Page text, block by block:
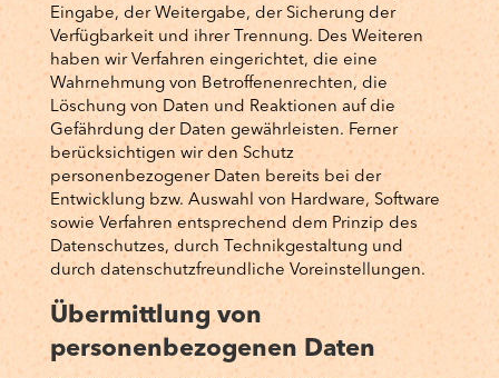
Eingabe, der Weitergabe, der Sicherung der
Verfügbarkeit und ihrer Trennung. Des Weiteren
haben wir Verfahren eingerichtet, die eine
Wahrnehmung von Betroffenenrechten, die
Löschung von Daten und Reaktionen auf die
Gefährdung der Daten gewährleisten. Ferner
berücksichtigen wir den Schutz
personenbezogener Daten bereits bei der
Entwicklung bzw. Auswahl von Hardware, Software
sowie Verfahren entsprechend dem Prinzip des
Datenschutzes, durch Technikgestaltung und
durch datenschutzfreundliche Voreinstellungen.
Übermittlung von
personenbezogenen Daten